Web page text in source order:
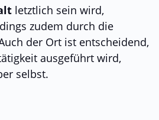
letztlich sein wird,
zudem durch die
der Ort ist entscheidend,
ausgeführt wird,
selbst.